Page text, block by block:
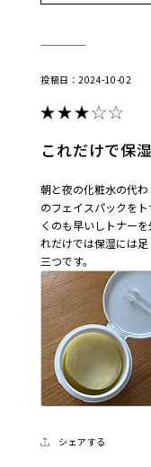
2024-10-02
これだけで保
朝と夜の化粧水の代
のフェイスパックを
くのも早いしトナー
れだけでは保湿には
三つです。
シェアする